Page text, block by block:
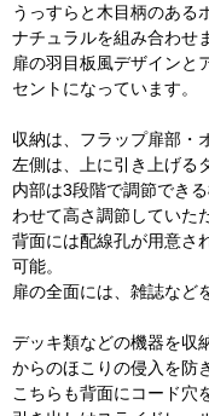
うっすらと木目柄のある
ナチュラルを組み合わせ
扉の羽目板風デザインと
セントになっています。
収納は、フラップ扉部・
左側は、上に引き上げる
内部は3段階で調節でき
わせて高さ調節していた
背面には配線孔が用意さ
可能。
扉の全面には、雑誌など
デッキ類などの機器を収
からのほこりの侵入を防
こちらも背面にコード穴